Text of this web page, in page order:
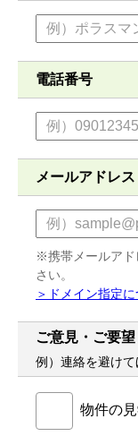
電話番号
メールアドレス
※携帯メールアド
さい。
＞ドメイン指定
ご意見・ご要望
例）連絡を避け
物件の